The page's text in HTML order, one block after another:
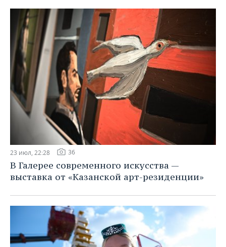
23 июл, 22:28 36
В Галерее современного искусства —
выставка от «Казанской арт-резиденции»